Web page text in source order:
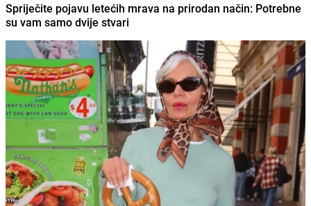
Spriječite pojavu letećih mrava na prirodan način: Potrebne
su vam samo dvije stvari